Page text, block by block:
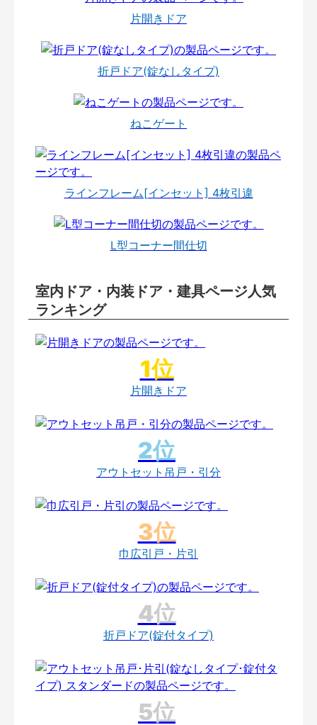
片開きドア
折戸ドア(錠なしタイプ)
ねこゲート
ラインフレーム[インセット] 4枚引違
L型コーナー間仕切
室内ドア・内装ドア・建具ページ人気
ランキング
片開きドア
アウトセット吊戸・引分
巾広引戸・片引
折戸ドア(錠付タイプ)